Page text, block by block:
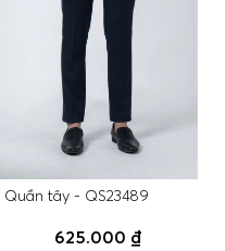
Quần tây - QS23489
625.000 ₫